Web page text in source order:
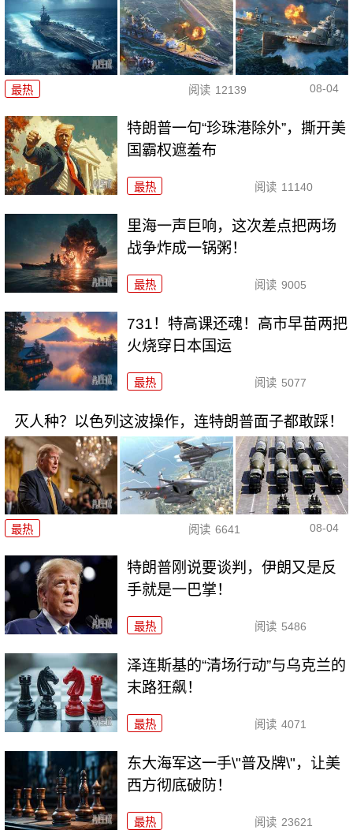
最热 阅读 12139 08-04
特朗普一句“珍珠港除外”，撕开美
国霸权遮羞布
最热 阅读 11140
里海一声巨响，这次差点把两场
战争炸成一锅粥！
最热 阅读 9005
731！特高课还魂！高市早苗两把
火烧穿日本国运
最热 阅读 5077
灭人种？以色列这波操作，连特朗普面子都敢踩！
最热 阅读 6641 08-04
特朗普刚说要谈判，伊朗又是反
手就是一巴掌！
最热 阅读 5486
泽连斯基的“清场行动”与乌克兰的
末路狂飙！
最热 阅读 4071
东大海军这一手\"普及牌\"，让美
西方彻底破防！
最热 阅读 23621